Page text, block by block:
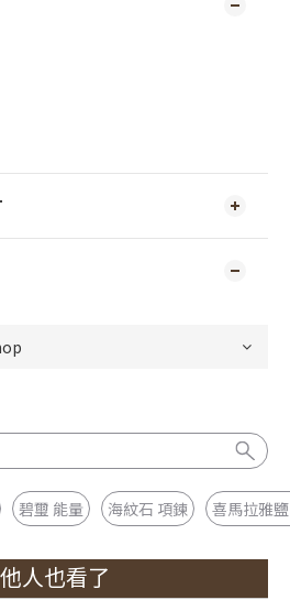
碧璽 能量 海紋石 項鍊 喜馬拉雅
人也看了